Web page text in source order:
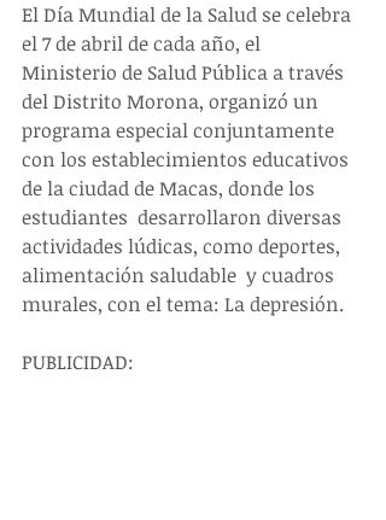
El Día Mundial de la Salud se celebra
el 7 de abril de cada año, el
Ministerio de Salud Pública a través
del Distrito Morona, organizó un
programa especial conjuntamente
con los establecimientos educativos
de la ciudad de Macas, donde los
estudiantes  desarrollaron diversas
actividades lúdicas, como deportes,
alimentación saludable  y cuadros
murales, con el tema: La depresión.
PUBLICIDAD: